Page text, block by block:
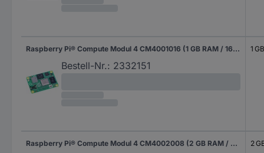
Raspberry Pi® Compute Modul 4 CM4001016 (1 GB RAM / 16 GB eMMC) 4 x 1.5 GHz
Bestell-Nr.: 2332151
1 GB
Raspberry Pi® Compute Modul 4 CM4002008 (2 GB RAM / 8 GB eMMC) 4 x 1.5 GHz 2